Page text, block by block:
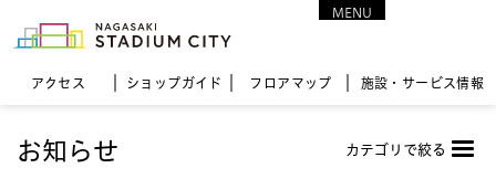
アクセス ショップガイド フロア マップ 施設・サービス情報
MENU
お知らせ カテゴリで絞る